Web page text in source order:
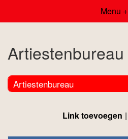
Menu +
Artiestenbureau
Artiestenbureau
Link toevoegen